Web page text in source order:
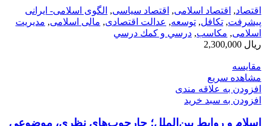
اقتصاد, اقتصاد اسلامی, اقتصاد سیاسی, الگوی اسلامی- ایرانی
پیشرفت, تکافل, توسعه, عدالت اقتصادی, مالی اسلامی, مدیریت
اسلامی, مکاسب, درسي و كمك درسي
ریال
مقایسه
مشاهده سریع
افزودن به علاقه مندی
افزودن به سبد خرید
اسلام و روابط بین‌الملل؛ چارچوب‌های نظری، موضوعی